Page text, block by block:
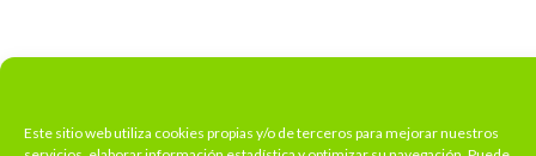
Este sitio web utiliza cookies propias y/o de terceros para mejorar nuestros